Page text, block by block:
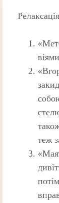
теж